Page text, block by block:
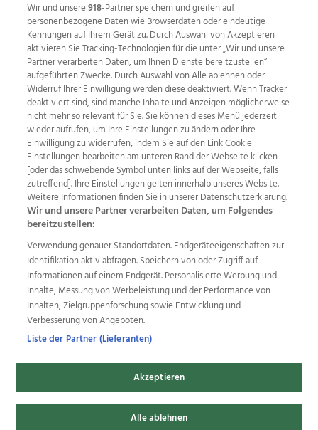
Wir über uns Mediadaten Kontakt
Jobs
Datenschutz
Impressum
AGB Anzeigekunden
AGB Website
Ehrenkodex Politische Werbung
Weitere Angebote des Medienhauses Wimmer
TV1 di-mog-i.at OÖNow
Ischler Woche
Life Radio
OÖNachrichten
OÖN Immobilien
OÖN Karriere
OÖN Reise
Promenaden Galerien
Regionaljobs
wasistlos.at
Copyrights © 2026 Tips Zeitungs GmbH & Co KG
developed by11x11.net
Wir und unsere918-Partner speichern und greifen auf
personenbezogene Daten wie Browserdaten oder eindeutige
Kennungen auf Ihrem Gerät zu. Durch Auswahl von Akzeptieren
aktivieren Sie Tracking-Technologien für die unter „Wir und unsere
Partner verarbeiten Daten, um Ihnen Dienste bereitzustellen“
aufgeführten Zwecke. Durch Auswahl von Alle ablehnen oder
Widerruf Ihrer Einwilligung werden diese deaktiviert. Wenn Tracker
deaktiviert sind, sind manche Inhalte und Anzeigen möglicherweise
nicht mehr so relevant für Sie. Sie können dieses Menü jederzeit
wieder aufrufen, um Ihre Einstellungen zu ändern oder Ihre
Einwilligung zu widerrufen, indem Sie auf den Link Cookie
Einstellungen bearbeiten am unteren Rand der Webseite klicken
[oder das schwebende Symbol unten links auf der Webseite, falls
zutreffend]. Ihre Einstellungen gelten innerhalb unseres Website.
Weitere Informationen finden Sie in unserer Datenschutzerklärung.
Wir und unsere Partner verarbeiten Daten, um Folgendes
bereitzustellen:
Verwendung genauer Standortdaten. Endgeräteeigenschaften zur
Identifikation aktiv abfragen. Speichern von oder Zugriff auf
Informationen auf einem Endgerät. Personalisierte Werbung und
Inhalte, Messung von Werbeleistung und der Performance von
Inhalten, Zielgruppenforschung sowie Entwicklung und
Verbesserung von Angeboten.
Liste der Partner (Lieferanten)
Akzeptieren
Alle ablehnen